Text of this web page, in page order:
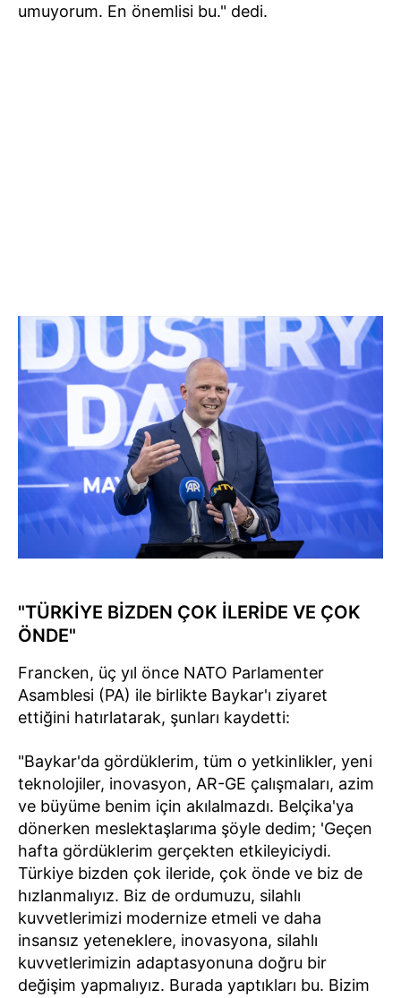
umuyorum. En önemlisi bu." dedi.
"TÜRKİYE BİZDEN ÇOK İLERİDE VE ÇOK
ÖNDE"
Francken, üç yıl önce NATO Parlamenter
Asamblesi (PA) ile birlikte Baykar'ı ziyaret
ettiğini hatırlatarak, şunları kaydetti:
"Baykar'da gördüklerim, tüm o yetkinlikler, yeni
teknolojiler, inovasyon, AR-GE çalışmaları, azim
ve büyüme benim için akılalmazdı. Belçika'ya
dönerken meslektaşlarıma şöyle dedim; 'Geçen
hafta gördüklerim gerçekten etkileyiciydi.
Türkiye bizden çok ileride, çok önde ve biz de
hızlanmalıyız. Biz de ordumuzu, silahlı
kuvvetlerimizi modernize etmeli ve daha
insansız yeteneklere, inovasyona, silahlı
kuvvetlerimizin adaptasyonuna doğru bir
değişim yapmalıyız. Burada yaptıkları bu. Bizim